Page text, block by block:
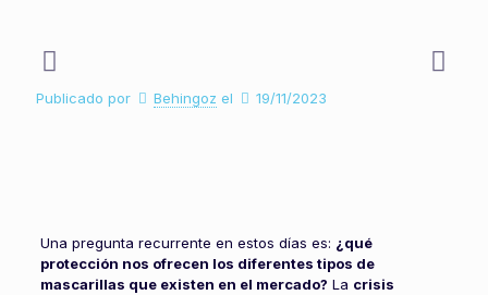
Publicado por Behingoz el 19/11/2023
Una pregunta recurrente en estos días es: ¿qué
protección nos ofrecen los diferentes tipos de
mascarillas que existen en el mercado? La crisis